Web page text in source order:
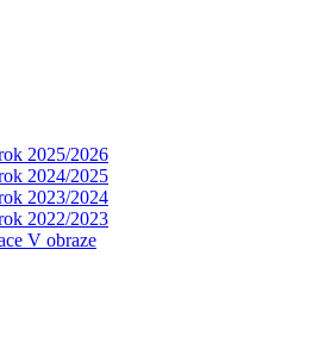
2025/2026
2024/2025
2023/2024
2022/2023
V obraze